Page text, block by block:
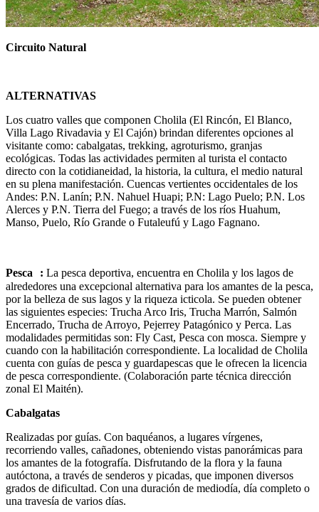
Circuito Natural
ALTERNATIVAS
Los cuatro valles que componen Cholila (El Rincón, El Blanco,
Villa Lago Rivadavia y El Cajón) brindan diferentes opciones al
visitante como: cabalgatas, trekking, agroturismo, granjas
ecológicas. Todas las actividades permiten al turista el contacto
directo con la cotidianeidad, la historia, la cultura, el medio natural
en su plena manifestación. Cuencas vertientes occidentales de los
Andes: P.N. Lanín; P.N. Nahuel Huapi; P.N: Lago Puelo; P.N. Los
Alerces y P.N. Tierra del Fuego; a través de los ríos Huahum,
Manso, Puelo, Río Grande o Futaleufú y Lago Fagnano.
Pesca : La pesca deportiva, encuentra en Cholila y los lagos de
alrededores una excepcional alternativa para los amantes de la pesca,
por la belleza de sus lagos y la riqueza icticola. Se pueden obtener
las siguientes especies: Trucha Arco Iris, Trucha Marrón, Salmón
Encerrado, Trucha de Arroyo, Pejerrey Patagónico y Perca. Las
modalidades permitidas son: Fly Cast, Pesca con mosca. Siempre y
cuando con la habilitación correspondiente. La localidad de Cholila
cuenta con guías de pesca y guardapescas que le ofrecen la licencia
de pesca correspondiente. (Colaboración parte técnica dirección
zonal El Maitén).
Cabalgatas
Realizadas por guías. Con baquéanos, a lugares vírgenes,
recorriendo valles, cañadones, obteniendo vistas panorámicas para
los amantes de la fotografía. Disfrutando de la flora y la fauna
autóctona, a través de senderos y picadas, que imponen diversos
grados de dificultad. Con una duración de mediodía, día completo o
una travesía de varios días.